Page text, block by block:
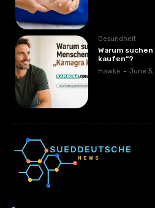
Gesundheit
Warum suchen
kaufen“?
Hawke - June